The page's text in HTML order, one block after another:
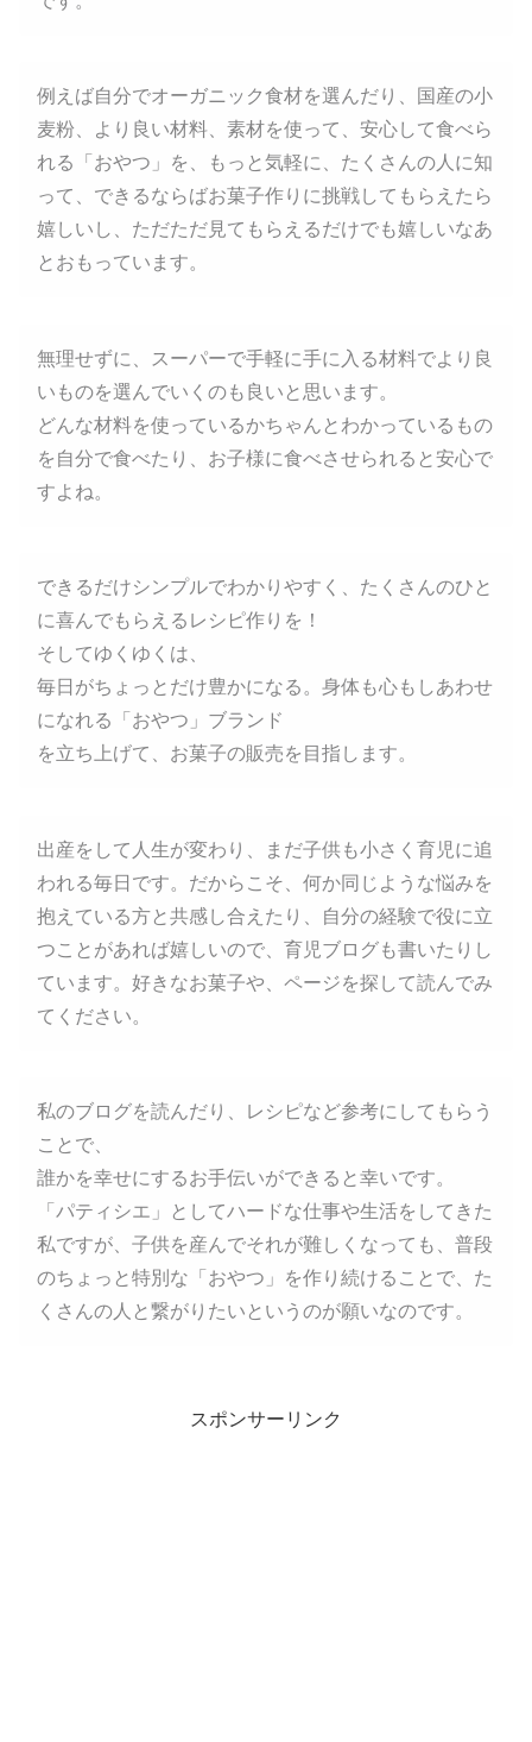
例えば自分でオーガニック食材を選んだり、国産の小
麦粉、より良い材料、素材を使って、安心して食べら
れる「おやつ」を、もっと気軽に、たくさんの人に知
って、できるならばお菓子作りに挑戦してもらえたら
嬉しいし、ただただ見てもらえるだけでも嬉しいなあ
とおもっています。
無理せずに、スーパーで手軽に手に入る材料でより良
いものを選んでいくのも良いと思います。
どんな材料を使っているかちゃんとわかっているもの
を自分で食べたり、お子様に食べさせられると安心で
すよね。
できるだけシンプルでわかりやすく、たくさんのひと
に喜んでもらえるレシピ作りを！
そしてゆくゆくは、
毎日がちょっとだけ豊かになる。身体も心もしあわせ
になれる「おやつ」ブランド
を立ち上げて、お菓子の販売を目指します。
出産をして人生が変わり、まだ子供も小さく育児に追
われる毎日です。だからこそ、何か同じような悩みを
抱えている方と共感し合えたり、自分の経験で役に立
つことがあれば嬉しいので、育児ブログも書いたりし
ています。好きなお菓子や、ページを探して読んでみ
てください。
私のブログを読んだり、レシピなど参考にしてもらう
ことで、
誰かを幸せにするお手伝いができると幸いです。
「パティシエ」としてハードな仕事や生活をしてきた
私ですが、子供を産んでそれが難しくなっても、普段
のちょっと特別な「おやつ」を作り続けることで、た
くさんの人と繋がりたいというのが願いなのです。
スポンサーリンク